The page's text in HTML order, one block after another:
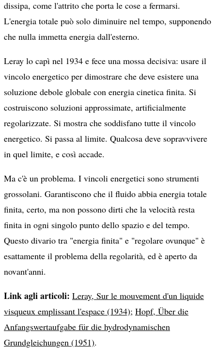
dissipa, come l'attrito che porta le cose a fermarsi.
L'energia totale può solo diminuire nel tempo, supponendo
che nulla immetta energia dall'esterno.
Leray lo capì nel 1934 e fece una mossa decisiva: usare il
vincolo energetico per dimostrare che deve esistere una
soluzione debole globale con energia cinetica finita. Si
costruiscono soluzioni approssimate, artificialmente
regolarizzate. Si mostra che soddisfano tutte il vincolo
energetico. Si passa al limite. Qualcosa deve sopravvivere
in quel limite, e così accade.
Ma c'è un problema. I vincoli energetici sono strumenti
grossolani. Garantiscono che il fluido abbia energia totale
finita, certo, ma non possono dirti che la velocità resta
finita in ogni singolo punto dello spazio e del tempo.
Questo divario tra "energia finita" e "regolare ovunque" è
esattamente il problema della regolarità, ed è aperto da
novant'anni.
Link agli articoli: Leray, Sur le mouvement d'un liquide
visqueux emplissant l'espace (1934); Hopf, Über die
Anfangswertaufgabe für die hydrodynamischen
Grundgleichungen (1951).